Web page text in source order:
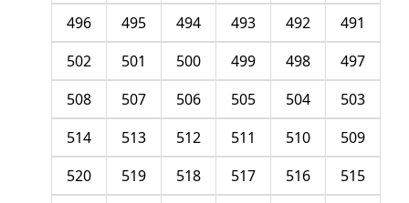
491
492
493
494
495
496
497
498
499
500
501
502
503
504
505
506
507
508
509
510
511
512
513
514
515
516
517
518
519
520